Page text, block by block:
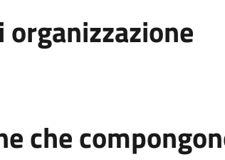
organizzazione
che